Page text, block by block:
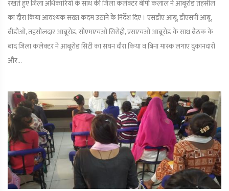
रखते हुए जिला अधिकारियों के साथ की जिला कलेक्टर बीपी कलाल ने आबूरोड तहसील
का दौरा किया आवश्यक सख्त कदम उठाने के निर्देश दिए । एसडीए आबू, डीएसपी आबू,
बीडीओ, तहसीलदार आबूरोड, सीएमएचओ सिरोही, एसएचओ आबूरोड के साथ बैठक के
बाद जिला कलेक्टर ने आबूरोड सिटी का सघन दौरा किया व बिना मास्क लगाए दुकानदारों
और...